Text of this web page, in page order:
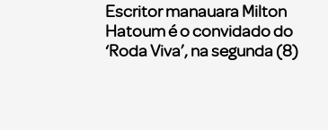
Escritor manauara Milton
Hatoum é o convidado do
‘Roda Viva’, na segunda (8)